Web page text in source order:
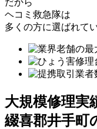
ヘコミ救急隊は
多くの方に選ばれて
大規模修理実
綴喜郡井手町